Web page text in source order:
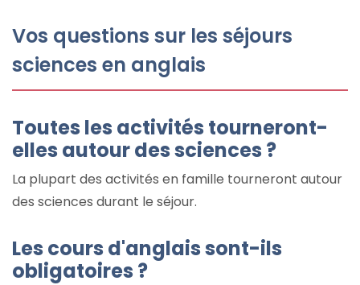
Vos questions sur les séjours
sciences en anglais
Toutes les activités tourneront-
elles autour des sciences ?
La plupart des activités en famille tourneront autour
des sciences durant le séjour.
Les cours d'anglais sont-ils
obligatoires ?